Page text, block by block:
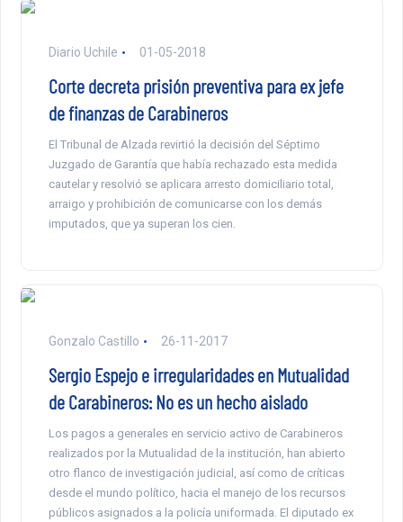
Diario Uchile 01-05-2018
Corte decreta prisión preventiva para ex jefe
de finanzas de Carabineros
El Tribunal de Alzada revirtió la decisión del Séptimo
Juzgado de Garantía que había rechazado esta medida
cautelar y resolvió se aplicara arresto domiciliario total,
arraigo y prohibición de comunicarse con los demás
imputados, que ya superan los cien.
Gonzalo Castillo 26-11-2017
Sergio Espejo e irregularidades en Mutualidad
de Carabineros: No es un hecho aislado
Los pagos a generales en servicio activo de Carabineros
realizados por la Mutualidad de la institución, han abierto
otro flanco de investigación judicial, así como de críticas
desde el mundo político, hacia el manejo de los recursos
públicos asignados a la policía uniformada. El diputado ex